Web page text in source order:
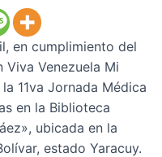
en cumplimiento del
Venezuela Mi
11va Jornada Médica
en la Biblioteca
ubicada en la
estado Yaracuy.